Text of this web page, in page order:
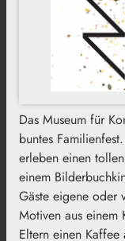
Das Museum für
buntes
erleben einen
einem
Gäste eigene oder
Motiven aus einem
Eltern einen